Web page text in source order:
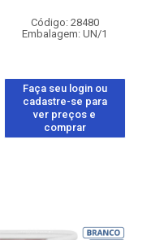
Código: 28480
Embalagem: UN/1
Faça seu login ou
cadastre-se para
ver preços e
comprar